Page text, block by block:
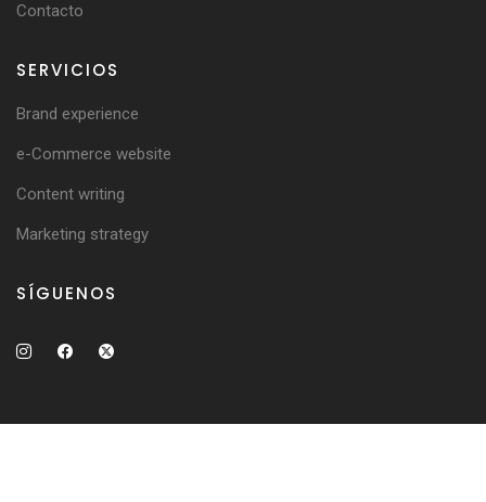
Contacto
SERVICIOS
Brand experience
e-Commerce website
Content writing
Marketing strategy
SÍGUENOS